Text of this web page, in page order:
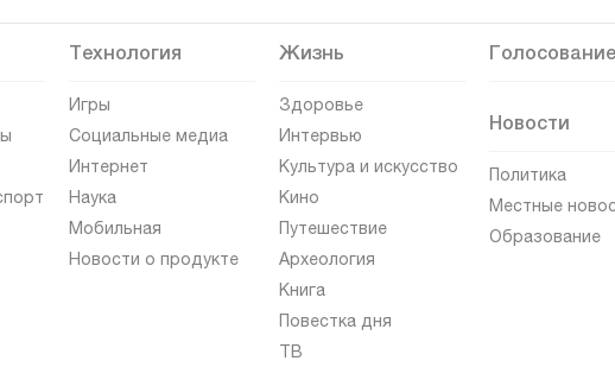
Технология
Игры
Социальные медиа
Интернет
Наука
Мобильная
Новости о продукте
Жизнь
Здоровье
Интервью
Культура и искусство
Кино
Путешествие
Археология
Книга
Повестка дня
ТВ
Голосование
Новости
Политика
Местные
Образование